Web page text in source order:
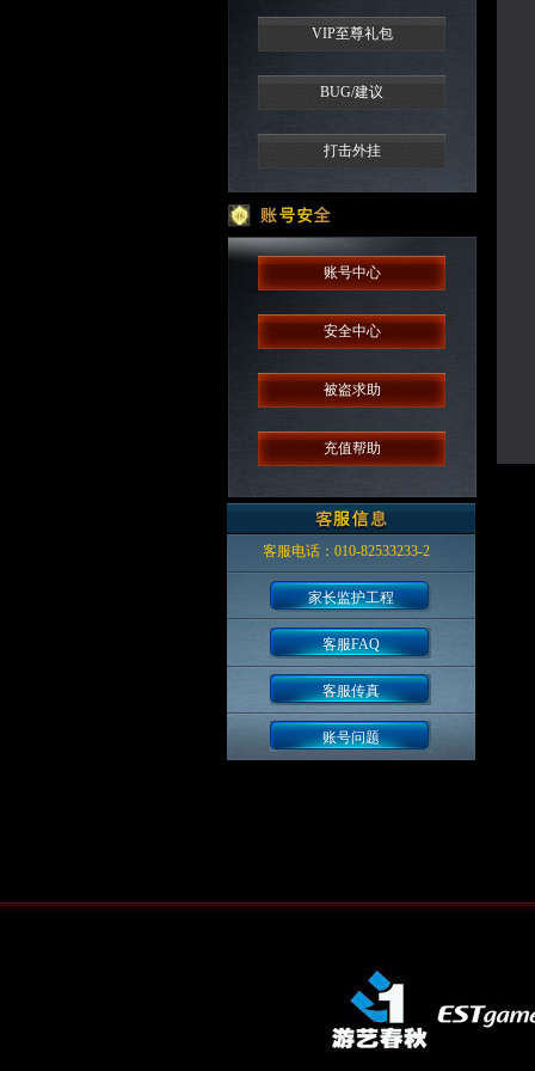
VIP至尊礼包
BUG/建议
打击外挂
账号中心
安全中心
被盗求助
充值帮助
客服电话：010-82533233-2
家长监护工程
客服FAQ
客服传真
账号问题